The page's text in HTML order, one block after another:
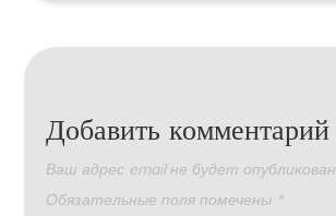
Добавить комментарий
Ваш адрес email не будет опубликован.
Обязательные поля помечены *